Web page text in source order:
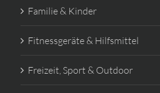
Familie & Kinder
Fitnessgeräte & Hilfsmittel
Freizeit, Sport & Outdoor